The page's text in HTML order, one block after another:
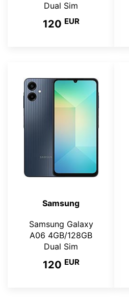
Dual Sim
120 EUR
Samsung
Samsung Galaxy
A06 4GB/128GB
Dual Sim
120 EUR